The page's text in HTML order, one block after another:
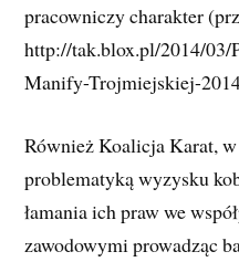
pracowniczy charakter
http://tak.blox.pl/2014/03/
Manify-Trojmiejskiej-
Również Koalicja Karat,
problematyką wyzysku
łamania ich praw we
zawodowymi prowadząc